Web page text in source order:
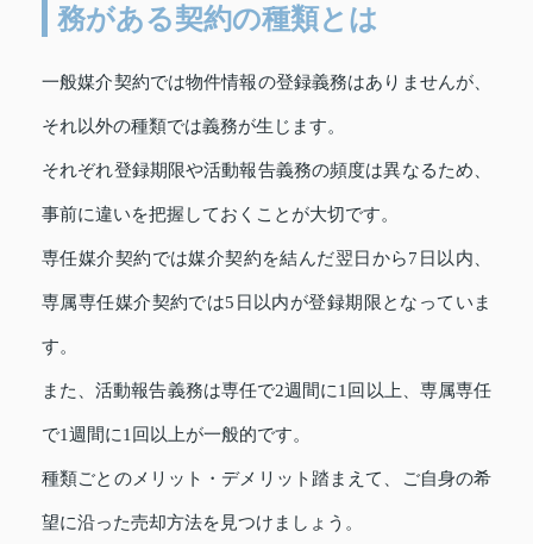
務がある契約の種類とは
一般媒介契約では物件情報の登録義務はありませんが、
それ以外の種類では義務が生じます。
それぞれ登録期限や活動報告義務の頻度は異なるため、
事前に違いを把握しておくことが大切です。
専任媒介契約では媒介契約を結んだ翌日から7日以内、
専属専任媒介契約では5日以内が登録期限となっていま
す。
また、活動報告義務は専任で2週間に1回以上、専属専任
で1週間に1回以上が一般的です。
種類ごとのメリット・デメリット踏まえて、ご自身の希
望に沿った売却方法を見つけましょう。